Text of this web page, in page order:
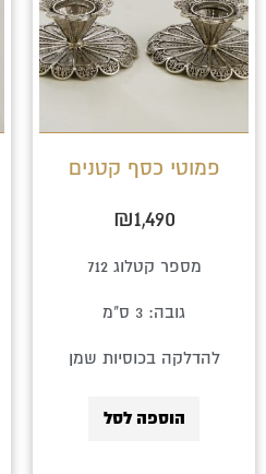
פמוטי כסף קטנים
₪1,490
מספר קטלוג 712
גובה: 3 ס"מ
להדלקה בכוסיות שמן
הוספה לסל